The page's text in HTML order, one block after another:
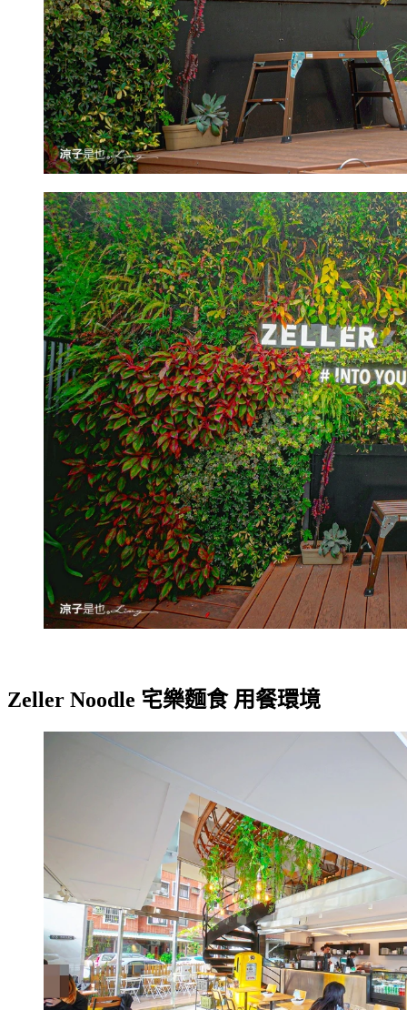
Zeller Noodle 宅樂麵食 用餐環境